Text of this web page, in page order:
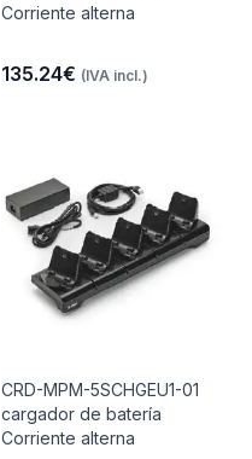
Corriente alterna
135.24€ (IVA incl.)
CRD-MPM-5SCHGEU1-01
cargador de batería
Corriente alterna